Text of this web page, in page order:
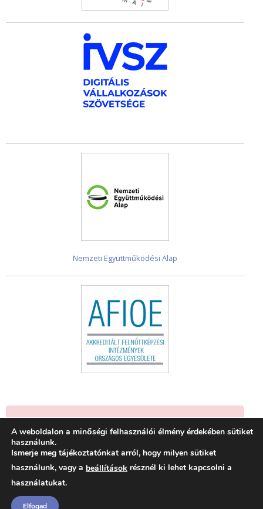
Nemzeti Együttműködési Alap
Jelenleg nincsenek események.
A weboldalon a minőségi felhasználói élmény érdekében sütiket
használunk.
Ismerje meg tájékoztatónkat arról, hogy milyen sütiket
használunk, vagy a beállítások résznél ki lehet kapcsolni a
használatukat.
Elfogad